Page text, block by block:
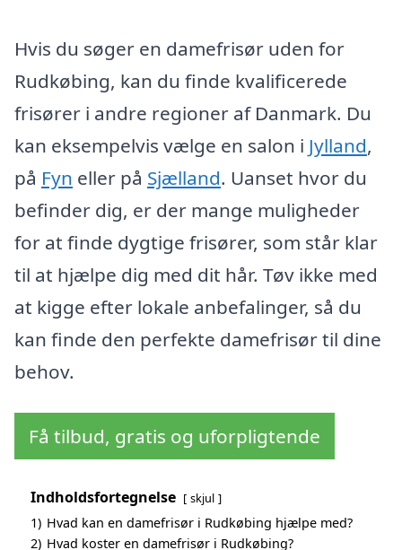
Hvis du søger en damefrisør uden for
Rudkøbing, kan du finde kvalificerede
frisører i andre regioner af Danmark. Du
kan eksempelvis vælge en salon i Jylland,
på Fyn eller på Sjælland. Uanset hvor du
befinder dig, er der mange muligheder
for at finde dygtige frisører, som står klar
til at hjælpe dig med dit hår. Tøv ikke med
at kigge efter lokale anbefalinger, så du
kan finde den perfekte damefrisør til dine
behov.
Få tilbud, gratis og uforpligtende
Indholdsfortegnelse skjul
1) Hvad kan en damefrisør i Rudkøbing hjælpe med?
2) Hvad koster en damefrisør i Rudkøbing?